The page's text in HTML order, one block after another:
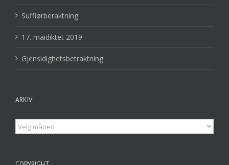
Sufflørberaktning
17. maidiktet 2019
Gjensidighetsbetraktning
ARKIV
Arkiv